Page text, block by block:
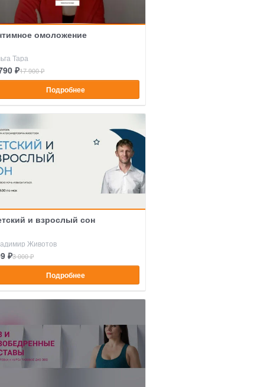
омоложение
Тара
₽17 900 ₽
Подробнее
и взрослый сон
Животов
₽3 000 ₽
Подробнее